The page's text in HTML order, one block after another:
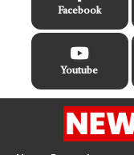
Facebook
Youtube